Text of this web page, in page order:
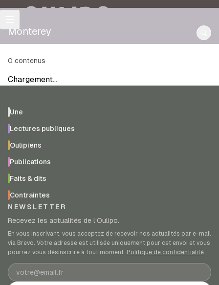
OULIPO
Monterey
0 contenus
Chargement…
Une
Lectures publiques
Oulipiens
Publications
Faits & dits
Contraintes
NEWSLETTER
Recevez les actualités de l’Oulipo.
En vous inscrivant, vous acceptez de recevoir nos actualités par e-mail
via Brevo. Votre adresse est utilisée uniquement pour cet envoi et vous
pourrez vous désinscrire à tout moment. Politique de confidentialité.
Adresse e-mail